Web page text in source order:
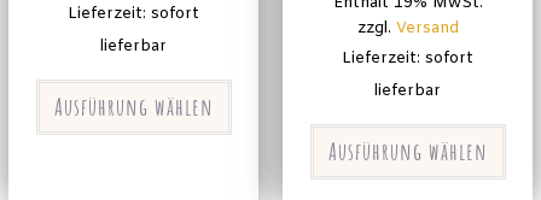
Lieferzeit: sofort
lieferbar
Ausführung wählen
zzgl. Versand
Lieferzeit: sofort
lieferbar
Ausführung wählen